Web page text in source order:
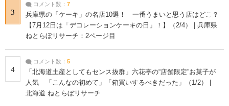
3
コメント数： 7
兵庫県の「ケーキ」の名店10選！ 一番うまいと思う店はどこ？
【7月12日は「デコレーションケーキの日」！】（2/4） | 兵庫県
ねとらぼリサーチ：2ページ目
4
コメント数： 5
「北海道土産としてもセンス抜群」六花亭の“店舗限定”お菓子が
人気 「こんなの初めて」「箱買いするべきだった」（1/2） |
北海道 ねとらぼリサーチ